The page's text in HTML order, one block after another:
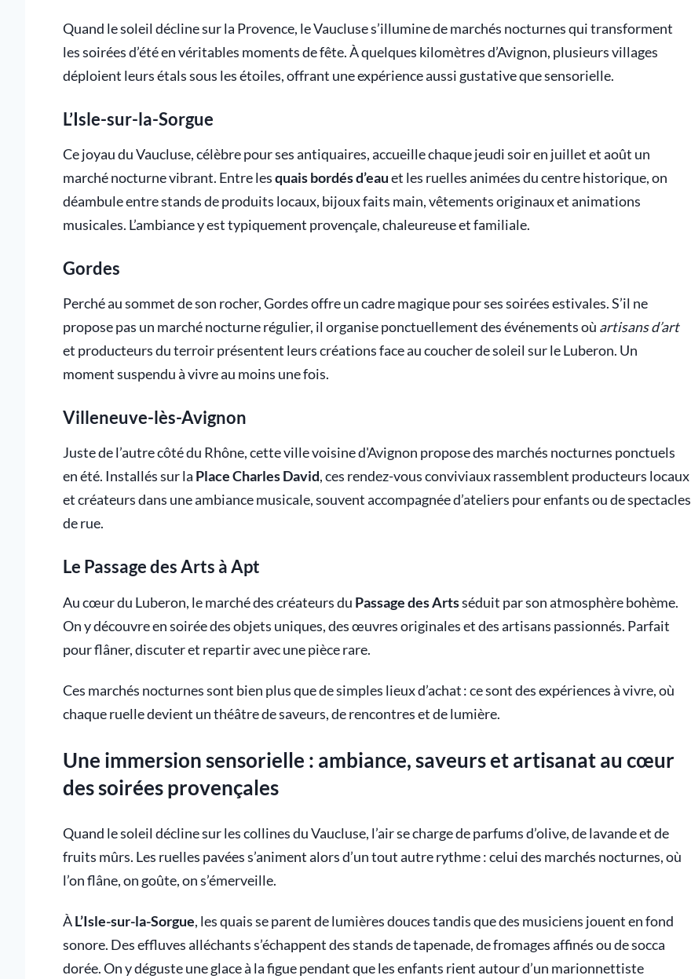
Quand le soleil décline sur la Provence, le Vaucluse s’illumine de marchés nocturnes qui transforment
les soirées d’été en véritables moments de fête. À quelques kilomètres d’Avignon, plusieurs villages
déploient leurs étals sous les étoiles, offrant une expérience aussi gustative que sensorielle.
L’Isle-sur-la-Sorgue
Ce joyau du Vaucluse, célèbre pour ses antiquaires, accueille chaque jeudi soir en juillet et août un
marché nocturne vibrant. Entre lesquais bordés d’eauet les ruelles animées du centre historique, on
déambule entre stands de produits locaux, bijoux faits main, vêtements originaux et animations
musicales. L’ambiance y est typiquement provençale, chaleureuse et familiale.
Gordes
Perché au sommet de son rocher, Gordes offre un cadre magique pour ses soirées estivales. S’il ne
propose pas un marché nocturne régulier, il organise ponctuellement des événements où artisans d’art
et producteurs du terroir présentent leurs créations face au coucher de soleil sur le Luberon. Un
moment suspendu à vivre au moins une fois.
Villeneuve-lès-Avignon
Juste de l’autre côté du Rhône, cette ville voisine d'Avignon propose des marchés nocturnes ponctuels
en été. Installés sur la Place Charles David, ces rendez-vous conviviaux rassemblent producteurs locaux
et créateurs dans une ambiance musicale, souvent accompagnée d’ateliers pour enfants ou de spectacles
de rue.
Le Passage des Arts à Apt
Au cœur du Luberon, le marché des créateurs du Passage des Artsséduit par son atmosphère bohème.
On y découvre en soirée des objets uniques, des œuvres originales et des artisans passionnés. Parfait
pour flâner, discuter et repartir avec une pièce rare.
Ces marchés nocturnes sont bien plus que de simples lieux d’achat : ce sont des expériences à vivre, où
chaque ruelle devient un théâtre de saveurs, de rencontres et de lumière.
Une immersion sensorielle : ambiance, saveurs et artisanat au cœur
des soirées provençales
Quand le soleil décline sur les collines du Vaucluse, l’air se charge de parfums d’olive, de lavande et de
fruits mûrs. Les ruelles pavées s’animent alors d’un tout autre rythme : celui des marchés nocturnes, où
l’on flâne, on goûte, on s’émerveille.
ÀL’Isle-sur-la-Sorgue, les quais se parent de lumières douces tandis que des musiciens jouent en fond
sonore. Des effluves alléchants s’échappent des stands de tapenade, de fromages affinés ou de socca
dorée. On y déguste une glace à la figue pendant que les enfants rient autour d’un marionnettiste